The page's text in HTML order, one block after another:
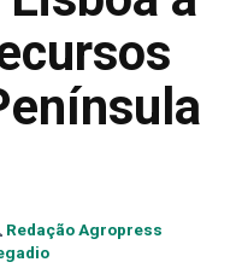
Redação Agropress